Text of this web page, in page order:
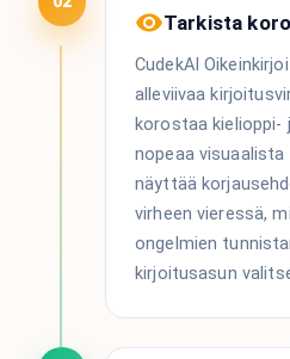
Tarkista
CudekAI
alleviivaa
korostaa kielioppi-
nopeaa
näyttää
virheen vieressä,
ongelmien
kirjoitusasun